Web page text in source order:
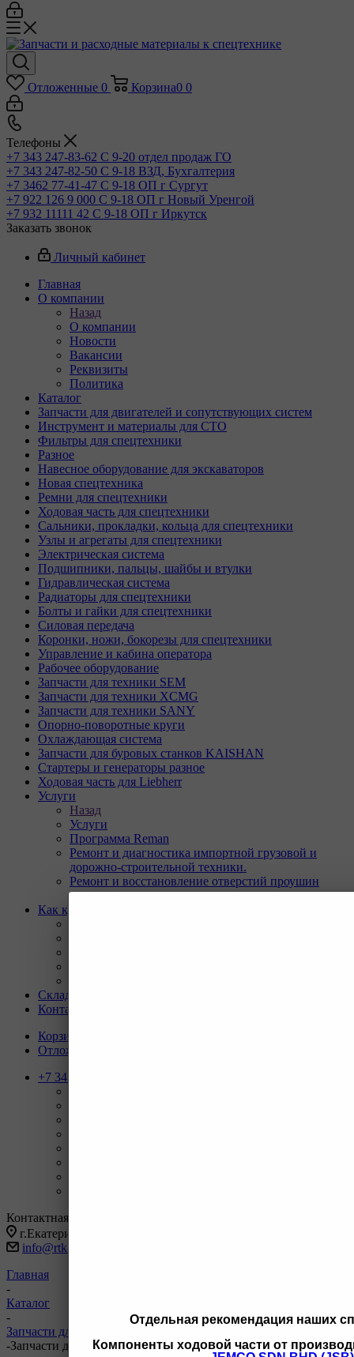
Отдельная рекомендация наших
Компоненты ходовой части от
Отложенные 0 Корзина0 0
Телефоны
+7 343 247-83-62 С 9-20 отдел продаж ГО
+7 343 247-82-50 С 9-18 ВЗД, Бухгалтерия
+7 3462 77-41-47 С 9-18 ОП г Сургут
+7 922 126 9 000 С 9-18 ОП г Новый Уренгой
+7 932 11111 42 С 9-18 ОП г Иркутск
Заказать звонок
Личный кабинет
Главная
О компании
Назад
О компании
Новости
Вакансии
Реквизиты
Политика
Каталог
Запчасти для двигателей и сопутствующих систем
Инструмент и материалы для СТО
Фильтры для спецтехники
Разное
Навесное оборудование для экскаваторов
Новая спецтехника
Ремни для спецтехники
Ходовая часть для спецтехники
Сальники, прокладки, кольца для спецтехники
Узлы и агрегаты для спецтехники
Электрическая система
Подшипники, пальцы, шайбы и втулки
Гидравлическая система
Радиаторы для спецтехники
Болты и гайки для спецтехники
Силовая передача
Коронки, ножи, бокорезы для спецтехники
Управление и кабина оператора
Рабочее оборудование
Запчасти для техники SEM
Запчасти для техники XCMG
Запчасти для техники SANY
Опорно-поворотные круги
Охлаждающая система
Запчасти для буровых станков KAISHAN
Стартеры и генераторы разное
Ходовая часть для Liebherr
Услуги
Назад
Услуги
Программа Reman
Ремонт и диагностика импортной грузовой и
дорожно-строительной техники.
Ремонт и восстановление отверстий проушин
спецтехники
Как купить
Склады
Контакты
Корзина
Отложенные
+7 343 247-83-62
Контактная информация
г.Екатеринбург, ул Черняховского 86 корп 9/3
info@rtk-parts.ru
Главная
-
Каталог
-
Запчасти для двигателей и сопутствующих систем
-Запчасти для двигателей Hyundai